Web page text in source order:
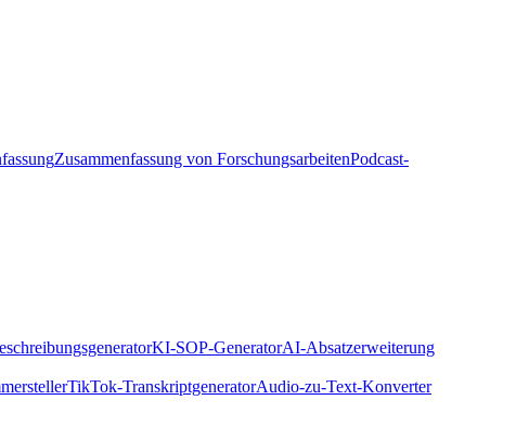
Zusammenfassung von ForschungsarbeitenPodcast-
KI-SOP-GeneratorAI-Absatzerweiterung
TikTok-TranskriptgeneratorAudio-zu-Text-Konverter